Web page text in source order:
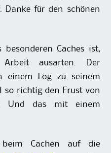
Danke für den schönen
Caches ist,
ausarten. Der
einem Log zu seinem
so richtig den Frust von
Und das mit einem
Cachen auf die